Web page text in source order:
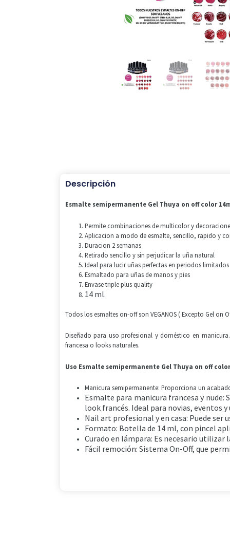
Descripción
Esmalte semipermanente Gel Thuya on off color
Permite combinaciones de multicolor y
Aplicacion a modo de esmalte, sencillo, rapido y
Duracion 2 semanas
Retirado sencillo y sin perjudicar la uña natural
Ideal para lucir uñas perfectas en periodos limitados
Esmaltado para uñas de manos y pies
Envase triple plus quality
14 ml.
Todos los esmaltes on-off son VEGANOS ( Excepto Gel on Off
Diseñado para uso profesional y doméstico en
francesa o looks naturales.
Uso Esmalte semipermanente Gel Thuya on off
Manicura semipermanente: Proporciona un
Esmalte para manicura francesa y nude:
look francés. Ideal para novias, eventos y
Nail art profesional y en casa: Puede ser
Formato: Botella de 14 ml, con pincel
Curado en lámpara: Es necesario utilizar
Fácil remoción: Sistema On-Off, que